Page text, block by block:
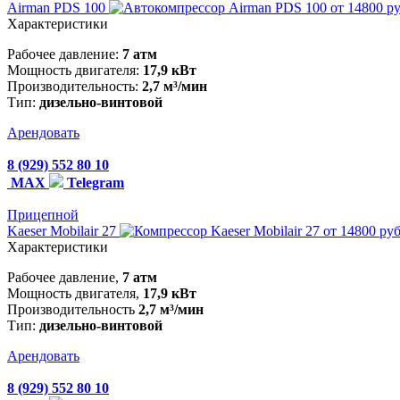
Airman PDS 100
от 14800
Характеристики
Рабочее давление: 7 атм
Мощность двигателя: 17,9 кВт
Производительность: 2,7 м³/мин
Тип: дизельно-винтовой
Арендовать
8 (929) 552 80 10
MAX
Telegram
Прицепной
Kaeser Mobilair 27
от 14800
Характеристики
Рабочее давление, 7 атм
Мощность двигателя, 17,9 кВт
Производительность 2,7 м³/мин
Тип: дизельно-винтовой
Арендовать
8 (929) 552 80 10